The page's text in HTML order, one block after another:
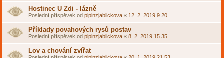
Hostinec U Zdi - lázně
Poslední příspěvek od pipinzjablickova « 12. 2. 2019 9.20
Příklady povahových rysů postav
Poslední příspěvek od pipinzjablickova « 8. 2. 2019 15.35
Lov a chování zvířat